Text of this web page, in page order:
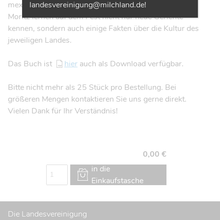
mexikanische Tacos zu verkosten. Mia und ihr Bruder
Moritz lernen auf dem Fest nicht nur neue Gerichte
kennen, sondern auch einige Fakten über die Kultur des
jeweiligen Landes.
Das Buch ist hierauch als Download verfügbar.
Bitte nicht mehr als 25 Stück pro Bestellung. Bei
größeren Mengen kontaktieren Sie uns gerne direkt.
Vielen Dank für Ihr Verständnis!
0,00 €
in die
Einkaufstasche
Die Landesvereinigung
landesvereinigung@milchland.de!